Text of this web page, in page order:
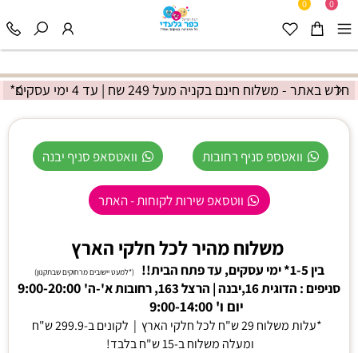
חדש באתר - משלוח חינם בקניה מעל 249 שח | עד 4 ימי עסקים
0
0
וואטספ סניף רחובות וואטסאפ סניף יבנה
ווטסאפ שירות לקוחות - האתר
משלוח מהיר לכל חלקי הארץ
בין 1-5* ימי עסקים, עד פתח הבית!! (*למעט יישובים מרחוקים שבתקנון)
סניפים : הדוגית 16,יבנה | הרצל 163, רחובות א'-ה'
9:00-20:00
יום ו' 9:00-14:00
*עלות משלוח 29 ש"ח לכל חלקי הארץ |
לקונים ב-299.9 ש"ח
ומעלה משלוח ב-15 ש"ח בלבד!